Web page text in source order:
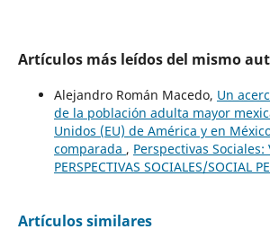
Artículos más leídos del mismo
Alejandro Román Macedo, Un
de la población adulta mayor
Unidos (EU) de América y en
comparada , Perspectivas Sociales:
PERSPECTIVAS SOCIALES/SOCIAL
Artículos similares